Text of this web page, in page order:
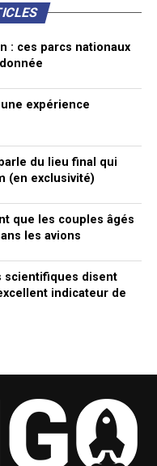
: ces parcs nationaux
expérience
du lieu final qui
(en exclusivité)
que les couples âgés
les avions
scientifiques disent
indicateur de